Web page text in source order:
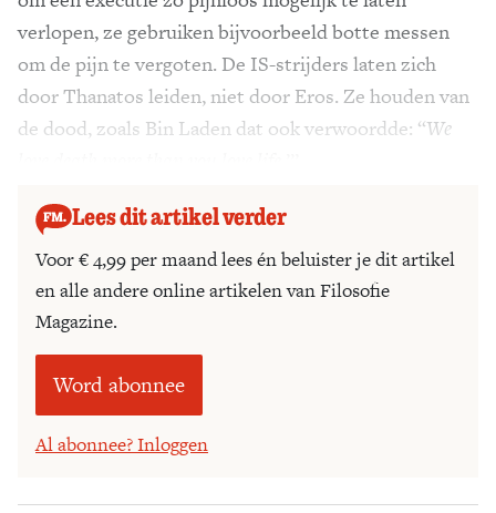
verlopen, ze gebruiken bijvoorbeeld botte messen
om de pijn te vergoten. De IS-strijders laten zich
door Thanatos leiden, niet door Eros. Ze houden van
de dood, zoals Bin Laden dat ook verwoordde: “We
Lees dit artikel verder
Voor € 4,99 per maand lees én beluister je dit artikel
en alle andere online artikelen van Filosofie
Magazine.
Word abonnee
Al abonnee? Inloggen